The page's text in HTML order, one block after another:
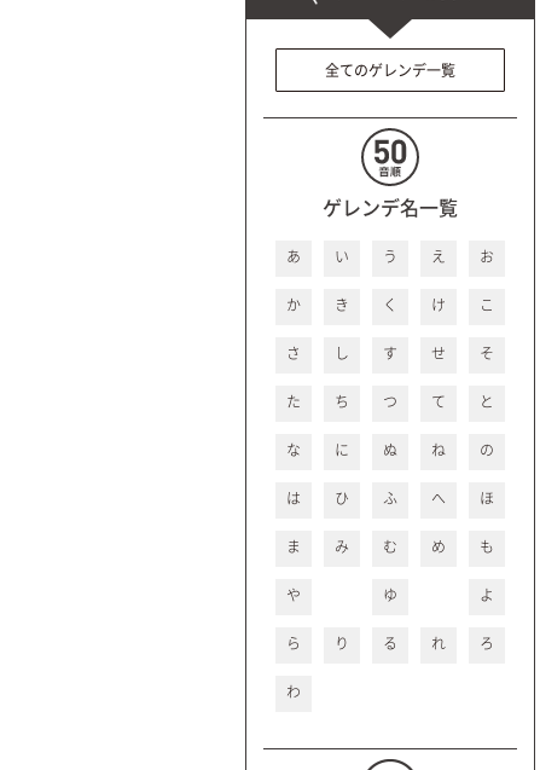
全てのゲレンデ一覧
ゲレンデ名一覧
あ い う え お
か き く け こ
さ し す せ そ
た ち つ て と
な に ぬ ね の
は ひ ふ へ ほ
ま み む め も
や ゆ よ
ら り る れ ろ
わ